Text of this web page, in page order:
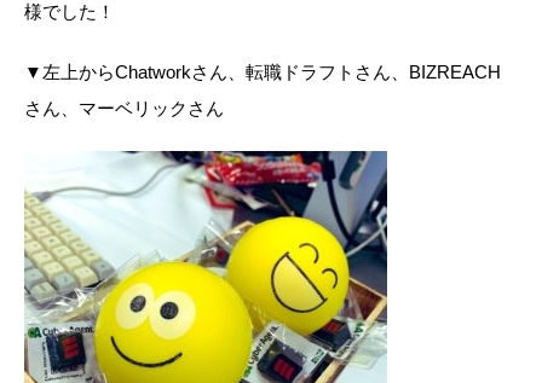
様でした！
▼左上からChatworkさん、転職ドラフトさん、BIZREACH
さん、マーベリックさん